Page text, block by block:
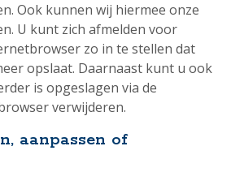
Ook kunnen wij hiermee onze
U kunt zich afmelden voor
zo in te stellen dat
opslaat. Daarnaast kunt u ook
is opgeslagen via de
verwijderen.
aanpassen of